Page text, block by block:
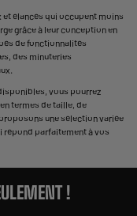
élancés qui occupent moins
grâce à leurconception en
de fonctionnalités
des minuteries
vous pourrez
termes de taille, de
une sélection variée
répond parfaitement à vos
!